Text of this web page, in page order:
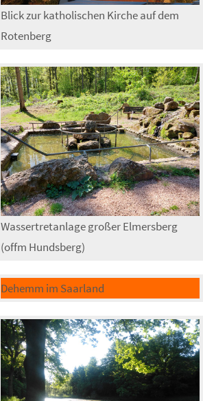
Blick zur katholischen Kirche auf dem
Rotenberg
Wassertretanlage großer Elmersberg
(offm Hundsberg)
Dehemm im Saarland